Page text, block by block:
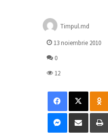
Timpul.md
13 noiembrie 2010
0
12
Facebook
X
Messenger
Distribuie prin mail